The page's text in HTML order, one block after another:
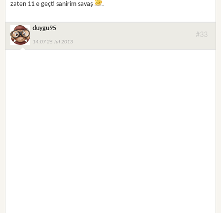
zaten 11 e geçti sanirim savaş
.
duygu95
14:07 25 Jul 2013
#33